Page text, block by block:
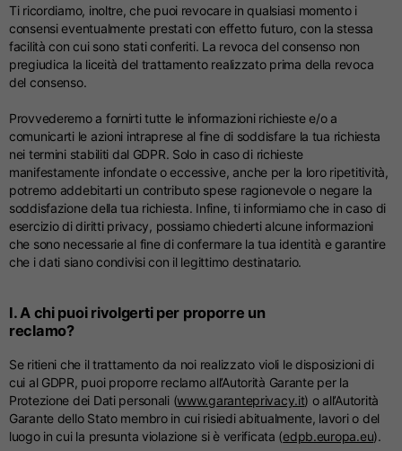
Ti ricordiamo, inoltre, che puoi revocare in qualsiasi momento i
consensi eventualmente prestati con effetto futuro, con la stessa
facilità con cui sono stati conferiti. La revoca del consenso non
pregiudica la liceità del trattamento realizzato prima della revoca
del consenso.
Provvederemo a fornirti tutte le informazioni richieste e/o a
comunicarti le azioni intraprese al fine di soddisfare la tua richiesta
nei termini stabiliti dal GDPR. Solo in caso di richieste
manifestamente infondate o eccessive, anche per la loro ripetitività,
potremo addebitarti un contributo spese ragionevole o negare la
soddisfazione della tua richiesta. Infine, ti informiamo che in caso di
esercizio di diritti privacy, possiamo chiederti alcune informazioni
che sono necessarie al fine di confermare la tua identità e garantire
che i dati siano condivisi con il legittimo destinatario.
I. A chi puoi rivolgerti per proporre un
reclamo?
Se ritieni che il trattamento da noi realizzato violi le disposizioni di
cui al GDPR, puoi proporre reclamo all’Autorità Garante per la
Protezione dei Dati personali (www.garanteprivacy.it) o all’Autorità
Garante dello Stato membro in cui risiedi abitualmente, lavori o del
luogo in cui la presunta violazione si è verificata (edpb.europa.eu).